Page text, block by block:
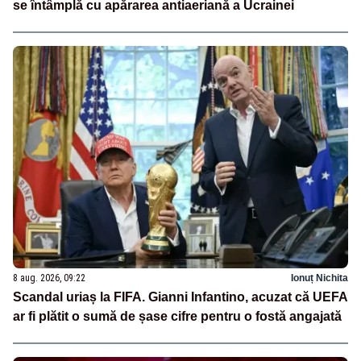
se întâmplă cu apărarea antiaeriană a Ucrainei
8 aug. 2026, 09:22 Ionuț Nichita
Scandal uriaș la FIFA. Gianni Infantino, acuzat că UEFA
ar fi plătit o sumă de șase cifre pentru o fostă angajată